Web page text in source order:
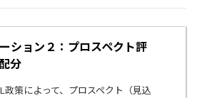
ション２：プロスペクト評
分
政策によって、プロスペクト（見込